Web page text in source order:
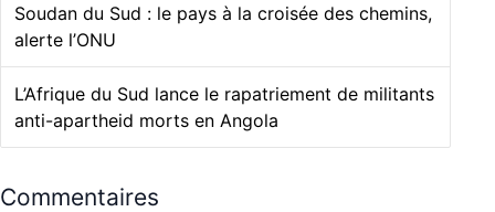
Soudan du Sud : le pays à la croisée des chemins,
alerte l’ONU
L’Afrique du Sud lance le rapatriement de militants
anti-apartheid morts en Angola
Commentaires